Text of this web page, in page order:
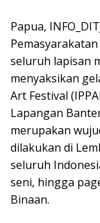
Papua,
seluruh lapisan
menyaksikan
Art Festival
Lapangan
merupakan
dilakukan di
seluruh
seni, hingga
Binaan.